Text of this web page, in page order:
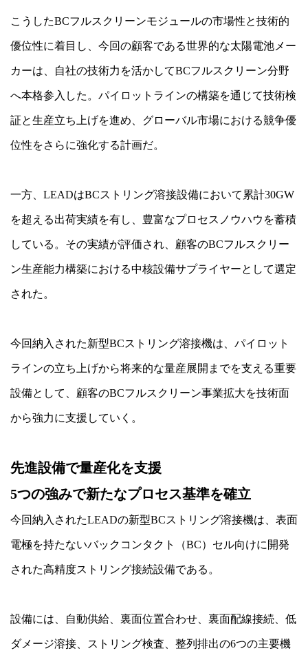
こうしたBCフルスクリーンモジュールの市場性と技術的
優位性に着目し、今回の顧客である世界的な太陽電池メー
カーは、自社の技術力を活かしてBCフルスクリーン分野
へ本格参入した。パイロットラインの構築を通じて技術検
証と生産立ち上げを進め、グローバル市場における競争優
位性をさらに強化する計画だ。
一方、LEADはBCストリング溶接設備において累計30GW
を超える出荷実績を有し、豊富なプロセスノウハウを蓄積
している。その実績が評価され、顧客のBCフルスクリー
ン生産能力構築における中核設備サプライヤーとして選定
された。
今回納入された新型BCストリング溶接機は、パイロット
ラインの立ち上げから将来的な量産展開までを支える重要
設備として、顧客のBCフルスクリーン事業拡大を技術面
から強力に支援していく。
先進設備で量産化を支援
5つの強みで新たなプロセス基準を確立
今回納入されたLEADの新型BCストリング溶接機は、表面
電極を持たないバックコンタクト（BC）セル向けに開発
された高精度ストリング接続設備である。
設備には、自動供給、裏面位置合わせ、裏面配線接続、低
ダメージ溶接、ストリング検査、整列排出の6つの主要機